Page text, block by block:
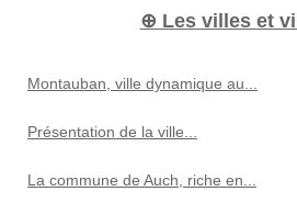
⊕ Les villes et
Montauban, ville dynamique au...
Présentation de la ville...
La commune de Auch, riche en...